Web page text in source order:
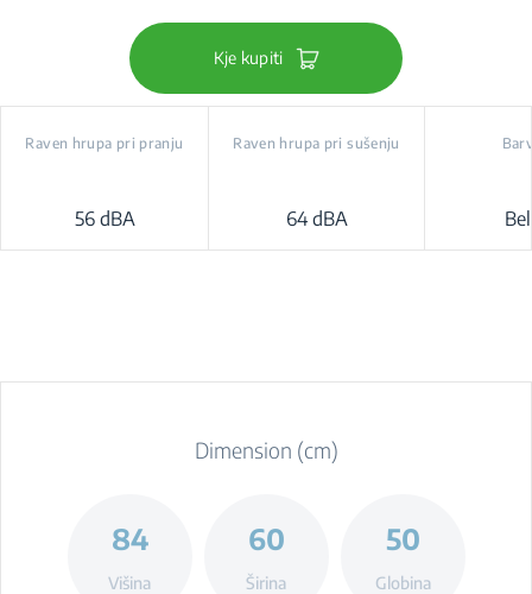
Kje kupiti
Raven hrupa pri pranju
56 dBA
Raven hrupa pri sušenju
64 dBA
Dimension (cm)
84
Višina
60
Širina
50
Globina